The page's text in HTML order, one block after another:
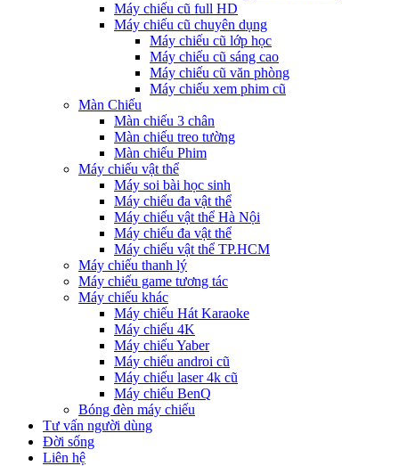
Máy chiếu cũ full HD
Máy chiếu cũ chuyên dụng
Máy chiếu cũ lớp học
Máy chiếu cũ sáng cao
Máy chiếu cũ văn phòng
Máy chiếu xem phim cũ
Màn Chiếu
Màn chiếu 3 chân
Màn chiếu treo tường
Màn chiếu Phim
Máy chiếu vật thể
Máy soi bài học sinh
Máy chiếu đa vật thể
Máy chiếu vật thể Hà Nội
Máy chiếu đa vật thể
Máy chiếu vật thể TP.HCM
Máy chiếu thanh lý
Máy chiếu game tương tác
Máy chiếu khác
Máy chiếu Hát Karaoke
Máy chiếu 4K
Máy chiếu Yaber
Máy chiếu androi cũ
Máy chiếu laser 4k cũ
Máy chiếu BenQ
Bóng đèn máy chiếu
Tư vấn người dùng
Đời sống
Liên hệ